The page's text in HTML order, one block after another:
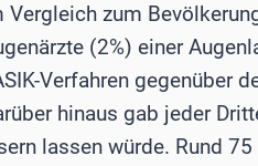
Vergleich zum
(2%) einer
Verfahren gegenüber
hinaus gab jeder
lassen würde. Rund